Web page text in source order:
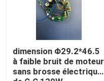
dimension Φ29.2*46.5
à faible bruit de moteur
sans brosse électrique